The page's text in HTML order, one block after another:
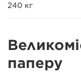
240 кг
паперу